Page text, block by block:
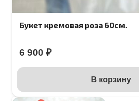
Букет кремовая роза 60см.
6 900 ₽
В корзину